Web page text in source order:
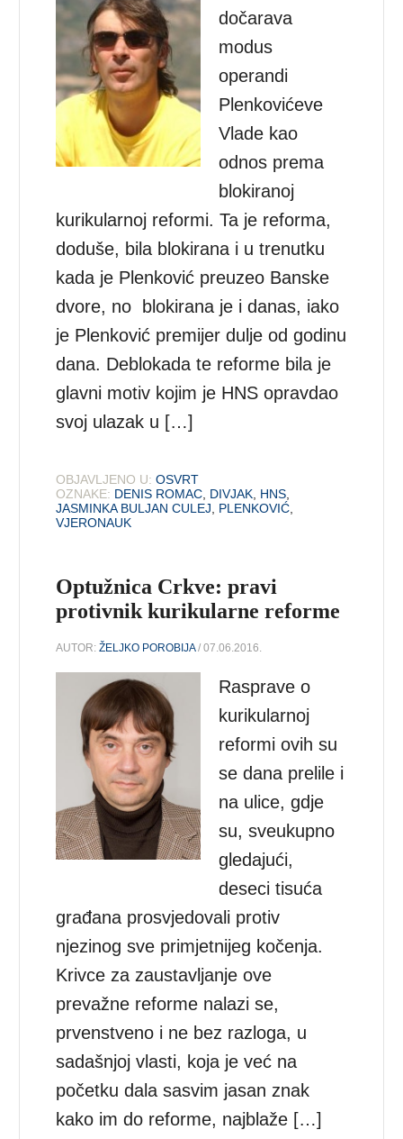
dočarava
modus
operandi
Plenkovićeve
Vlade kao
odnos prema
blokiranoj
kurikularnoj reformi. Ta je reforma,
doduše, bila blokirana i u trenutku
kada je Plenković preuzeo Banske
dvore, no blokirana je i danas, iako
je Plenković premijer dulje od godinu
dana. Deblokada te reforme bila je
glavni motiv kojim je HNS opravdao
svoj ulazak u […]
OBJAVLJENO U: OSVRT
OZNAKE: DENIS ROMAC DIVJAK HNS
JASMINKA BULJAN CULEJ
PLENKOVIĆ
VJERONAUK
Optužnica Crkve: pravi
protivnik kurikularne reforme
AUTOR:ŽELJKO POROBIJA/ 07.06.2016.
Rasprave o
kurikularnoj
reformi ovih su
se dana prelile i
na ulice, gdje
su, sveukupno
gledajući,
deseci tisuća
građana prosvjedovali protiv
njezinog sve primjetnijeg kočenja.
Krivce za zaustavljanje ove
prevažne reforme nalazi se,
prvenstveno i ne bez razloga, u
sadašnjoj vlasti, koja je već na
početku dala sasvim jasan znak
kako im do reforme, najblaže […]